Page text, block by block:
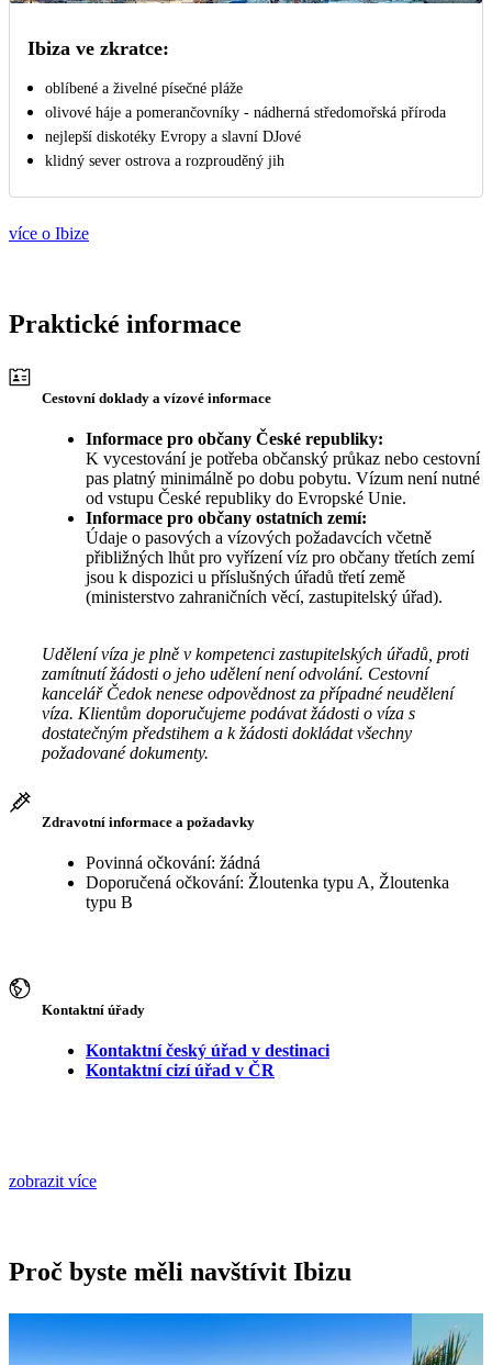
Ibiza ve zkratce:
oblíbené a živelné písečné pláže
olivové háje a pomerančovníky - nádherná středomořská příroda
nejlepší diskotéky Evropy a slavní DJové
klidný sever ostrova a rozprouděný jih
více o Ibize
Praktické informace
Cestovní doklady a vízové informace
Informace pro občany České republiky:
K vycestování je potřeba občanský průkaz nebo cestovní
pas platný minimálně po dobu pobytu. Vízum není nutné
od vstupu České republiky do Evropské Unie.
Informace pro občany ostatních zemí:
Údaje o pasových a vízových požadavcích včetně
přibližných lhůt pro vyřízení víz pro občany třetích zemí
jsou k dispozici u příslušných úřadů třetí země
(ministerstvo zahraničních věcí, zastupitelský úřad).
Udělení víza je plně v kompetenci zastupitelských úřadů, proti
zamítnutí žádosti o jeho udělení není odvolání. Cestovní
kancelář Čedok nenese odpovědnost za případné neudělení
víza. Klientům doporučujeme podávat žádosti o víza s
dostatečným předstihem a k žádosti dokládat všechny
požadované dokumenty.
Zdravotní informace a požadavky
Povinná očkování: žádná
Doporučená očkování: Žloutenka typu A, Žloutenka
typu B
Kontaktní úřady
Kontaktní český úřad v destinaci
Kontaktní cizí úřad v ČR
zobrazit více
Proč byste měli navštívit Ibizu